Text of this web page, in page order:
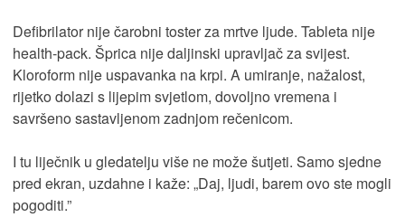
Defibrilator nije čarobni toster za mrtve ljude. Tableta nije
health-pack. Šprica nije daljinski upravljač za svijest.
Kloroform nije uspavanka na krpi. A umiranje, nažalost,
rijetko dolazi s lijepim svjetlom, dovoljno vremena i
savršeno sastavljenom zadnjom rečenicom.
I tu liječnik u gledatelju više ne može šutjeti. Samo sjedne
pred ekran, uzdahne i kaže: „Daj, ljudi, barem ovo ste mogli
pogoditi.”